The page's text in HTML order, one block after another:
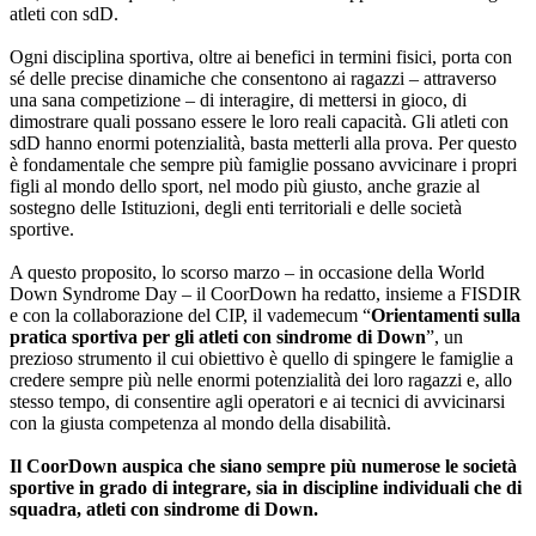
atleti con sdD.
Ogni disciplina sportiva, oltre ai benefici in termini fisici, porta con
sé delle precise dinamiche che consentono ai ragazzi – attraverso
una sana competizione – di interagire, di mettersi in gioco, di
dimostrare quali possano essere le loro reali capacità. Gli atleti con
sdD hanno enormi potenzialità, basta metterli alla prova. Per questo
è fondamentale che sempre più famiglie possano avvicinare i propri
figli al mondo dello sport, nel modo più giusto, anche grazie al
sostegno delle Istituzioni, degli enti territoriali e delle società
sportive.
A questo proposito, lo scorso marzo – in occasione della World
Down Syndrome Day – il CoorDown ha redatto, insieme a FISDIR
e con la collaborazione del CIP, il vademecum “Orientamenti sulla
pratica sportiva per gli atleti con sindrome di Down”, un
prezioso strumento il cui obiettivo è quello di spingere le famiglie a
credere sempre più nelle enormi potenzialità dei loro ragazzi e, allo
stesso tempo, di consentire agli operatori e ai tecnici di avvicinarsi
con la giusta competenza al mondo della disabilità.
Il CoorDown auspica che siano sempre più numerose le società
sportive in grado di integrare, sia in discipline individuali che di
squadra, atleti con sindrome di Down.